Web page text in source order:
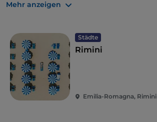
Emilia-Romagna: 11
Latium: 10
Trentino-Südtirol: 12
Lombardei:
Venetien: 9
Mehr anzeigen
Städte
Rimini
Emilia-Romagna, Rimini